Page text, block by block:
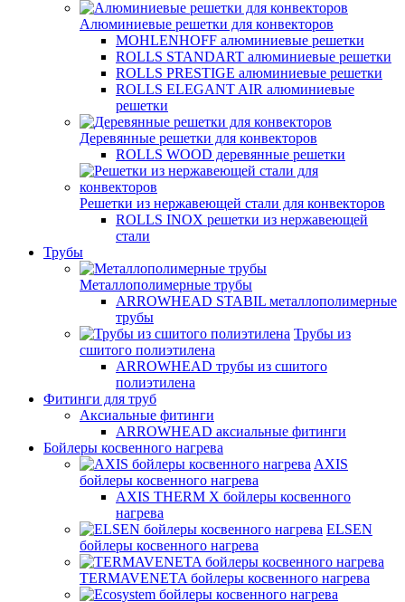
Алюминиевые решетки для конвекторов
MOHLENHOFF алюминиевые решетки
ROLLS STANDART алюминиевые решетки
ROLLS PRESTIGE алюминиевые решетки
ROLLS ELEGANT AIR алюминиевые
решетки
Деревянные решетки для конвекторов
ROLLS WOOD деревянные решетки
Решетки из нержавеющей стали для конвекторов
ROLLS INOX решетки из нержавеющей
стали
Трубы
Металлополимерные трубы
ARROWHEAD STABIL металлополимерные
трубы
Трубы из
сшитого полиэтилена
ARROWHEAD трубы из сшитого
полиэтилена
Фитинги для труб
Аксиальные фитинги
ARROWHEAD аксиальные фитинги
Бойлеры косвенного нагрева
AXIS
бойлеры косвенного нагрева
AXIS THERM X бойлеры косвенного
нагрева
ELSEN
бойлеры косвенного нагрева
TERMAVENETA бойлеры косвенного нагрева